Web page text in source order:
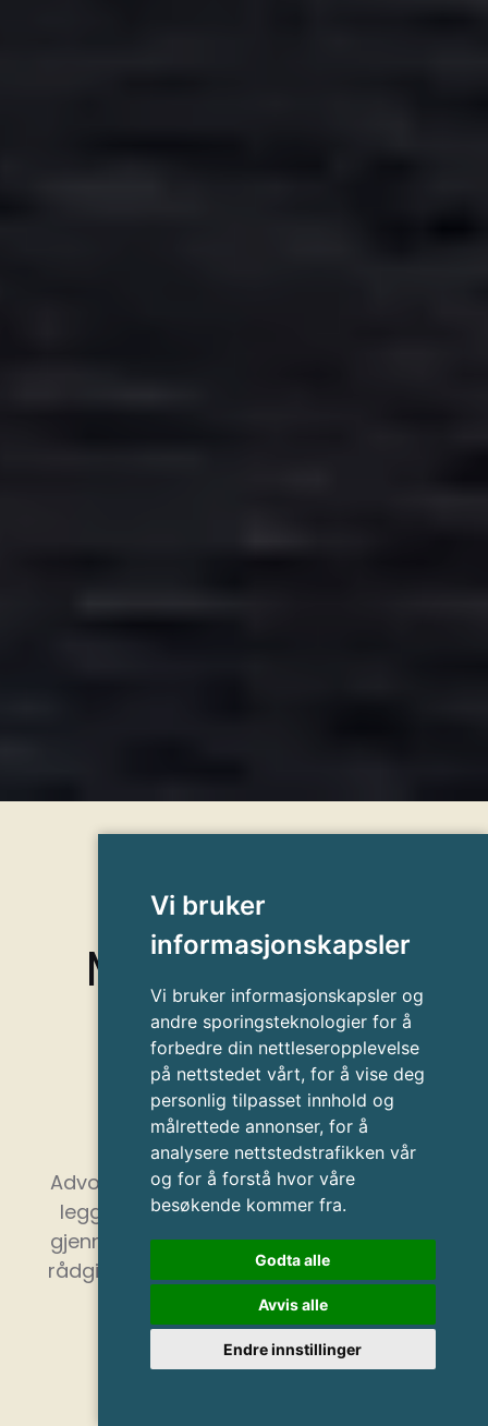
Vi bruker
informasjonskapsler
Vi bruker informasjonskapsler og
andre sporingsteknologier for å
forbedre din nettleseropplevelse
på nettstedet vårt, for å vise deg
personlig tilpasset innhold og
målrettede annonser, for å
analysere nettstedstrafikken vår
og for å forstå hvor våre
besøkende kommer fra.
Godta alle
Avvis alle
Endre innstillinger
Med fokus på
kvalitet og
spesial­
kompetanse
Advokatfirmaet Bjørge – Skaaraas & Co
legger vekt på spesialkompetanse og
gjennomgående kvalitet. Vi tilbyr juridisk
rådgivning og prosedyrebistand til både
offentlige og private klienter.
Kontakt oss